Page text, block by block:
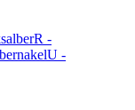
R -
U -